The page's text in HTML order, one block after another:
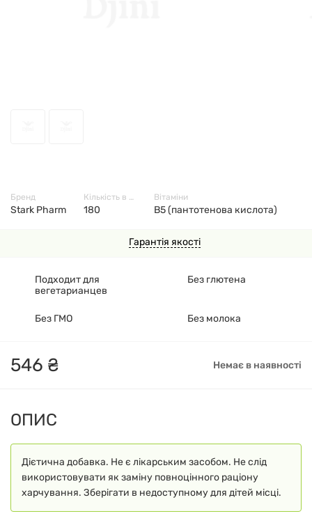
Гарантія якості
546 ₴ Немає в наявності
Подходит для
вегетарианцев
Без глютена
Без ГМО Без молока
Бренд
Stark Pharm
Кількість в упаковці
180
Вітаміни
В5 (пантотенова кислота)
ОПИС
Дієтична добавка. Не є лікарським засобом. Не слід
використовувати як заміну повноцінного раціону
харчування. Зберігати в недоступному для дітей місці.